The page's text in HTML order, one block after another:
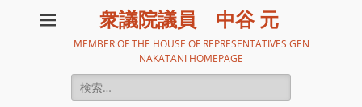
衆議院議員 中谷 元
MEMBER OF THE HOUSE OF REPRESENTATIVES GEN
NAKATANI HOMEPAGE
検
索: